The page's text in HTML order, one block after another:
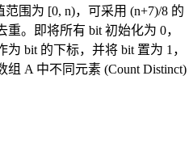
围为 [0, n)，可采用 (n+7)/8 的
重。即将所有 bit 初始化为 0，
bit 的下标，并将 bit 置为 1，
组 A 中不同元素 (Count Distinct)